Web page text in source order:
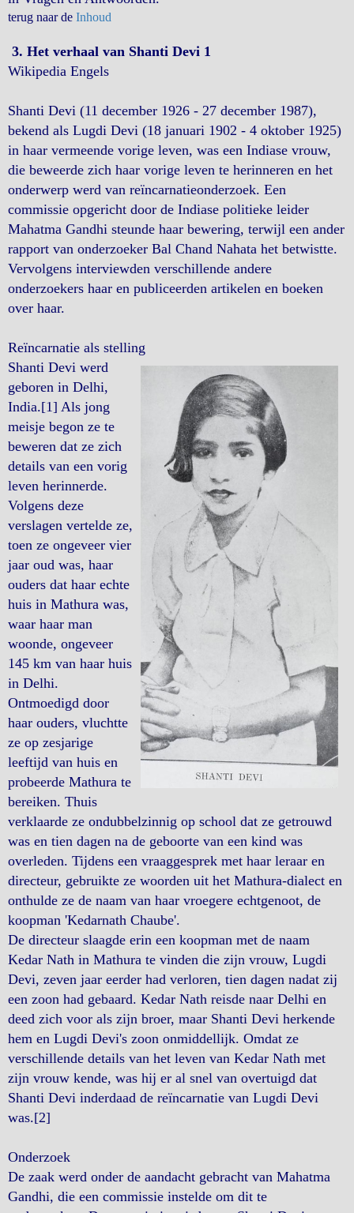
terug naar de Inhoud
3. Het verhaal van Shanti Devi 1
Wikipedia Engels
Shanti Devi (11 december 1926 - 27 december 1987),
bekend als Lugdi Devi (18 januari 1902 - 4 oktober 1925)
in haar vermeende vorige leven, was een Indiase vrouw,
die beweerde zich haar vorige leven te herinneren en het
onderwerp werd van reïncarnatieonderzoek. Een
commissie opgericht door de Indiase politieke leider
Mahatma Gandhi steunde haar bewering, terwijl een ander
rapport van onderzoeker Bal Chand Nahata het betwistte.
Vervolgens interviewden verschillende andere
onderzoekers haar en publiceerden artikelen en boeken
over haar.
Reïncarnatie als stelling
Shanti Devi werd
geboren in Delhi,
India.[1] Als jong
meisje begon ze te
beweren dat ze zich
details van een vorig
leven herinnerde.
Volgens deze
verslagen vertelde ze,
toen ze ongeveer vier
jaar oud was, haar
ouders dat haar echte
huis in Mathura was,
waar haar man
woonde, ongeveer
145 km van haar huis
in Delhi.
Ontmoedigd door
haar ouders, vluchtte
ze op zesjarige
leeftijd van huis en
probeerde Mathura te
bereiken. Thuis
verklaarde ze ondubbelzinnig op school dat ze getrouwd
was en tien dagen na de geboorte van een kind was
overleden. Tijdens een vraaggesprek met haar leraar en
directeur, gebruikte ze woorden uit het Mathura-dialect en
onthulde ze de naam van haar vroegere echtgenoot, de
koopman 'Kedarnath Chaube'.
De directeur slaagde erin een koopman met de naam
Kedar Nath in Mathura te vinden die zijn vrouw, Lugdi
Devi, zeven jaar eerder had verloren, tien dagen nadat zij
een zoon had gebaard. Kedar Nath reisde naar Delhi en
deed zich voor als zijn broer, maar Shanti Devi herkende
hem en Lugdi Devi's zoon onmiddellijk. Omdat ze
verschillende details van het leven van Kedar Nath met
zijn vrouw kende, was hij er al snel van overtuigd dat
Shanti Devi inderdaad de reïncarnatie van Lugdi Devi
was.[2]
Onderzoek
De zaak werd onder de aandacht gebracht van Mahatma
Gandhi, die een commissie instelde om dit te